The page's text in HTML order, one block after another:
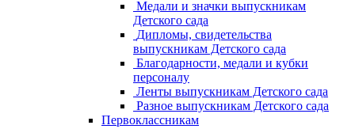
Медали и значки выпускникам
Детского сада
Дипломы, свидетельства
выпускникам Детского сада
Благодарности, медали и кубки
персоналу
Ленты выпускникам Детского сада
Разное выпускникам Детского сада
Первоклассникам